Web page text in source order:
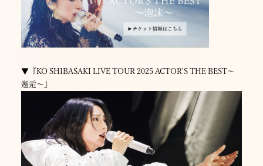
▼『KO SHIBASAKI LIVE TOUR 2025 ACTOR'S THE BEST〜
邂逅〜』